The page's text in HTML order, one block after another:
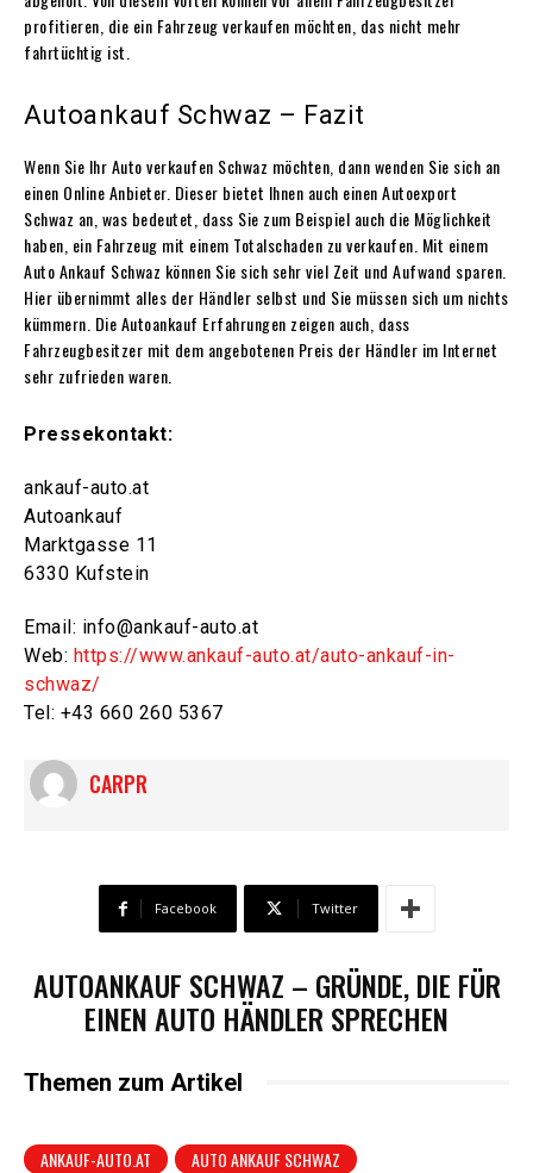
profitieren, die ein Fahrzeug verkaufen möchten, das nicht mehr
fahrtüchtig ist.
Autoankauf Schwaz – Fazit
Wenn Sie Ihr Auto verkaufen Schwaz möchten, dann wenden Sie sich an
einen Online Anbieter. Dieser bietet Ihnen auch einen Autoexport
Schwaz an, was bedeutet, dass Sie zum Beispiel auch die Möglichkeit
haben, ein Fahrzeug mit einem Totalschaden zu verkaufen. Mit einem
Auto Ankauf Schwaz können Sie sich sehr viel Zeit und Aufwand sparen.
Hier übernimmt alles der Händler selbst und Sie müssen sich um nichts
kümmern. Die Autoankauf Erfahrungen zeigen auch, dass
Fahrzeugbesitzer mit dem angebotenen Preis der Händler im Internet
sehr zufrieden waren.
Pressekontakt:
ankauf-auto.at
Autoankauf
Marktgasse 11
6330 Kufstein
Email: info@ankauf-auto.at
Web: https://www.ankauf-auto.at/auto-ankauf-in-
schwaz/
Tel: +43 660 260 5367
CARPR
Facebook Twitter
AUTOANKAUF SCHWAZ – GRÜNDE, DIE FÜR
EINEN AUTO HÄNDLER SPRECHEN
Themen zum Artikel
ANKAUF-AUTO.AT
AUTO ANKAUF SCHWAZ